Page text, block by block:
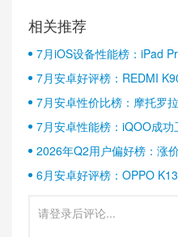
相关推荐
7月iOS设备性能榜：iPad
7月安卓好评榜：REDMI
半壁江山
7月安卓性价比榜：摩托罗
7月安卓性能榜：iQOO成功
2026年Q2用户偏好榜：涨
6月安卓好评榜：OPPO